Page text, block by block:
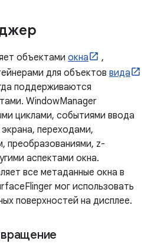
объектами окна
,
для объектов вида
поддерживаются
WindowManager
циклами, событиями ввода
переходами,
преобразованиями, z-
аспектами окна.
все метаданные окна в
мог использовать
поверхностей на дисплее.